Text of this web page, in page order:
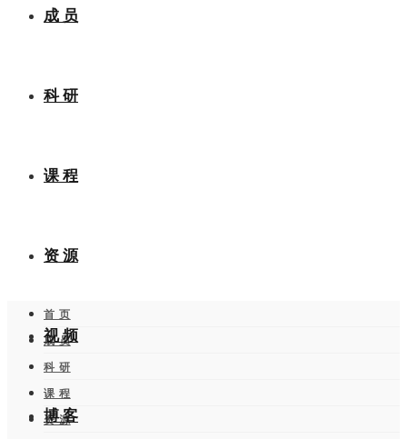
成 员
科 研
课 程
资 源
视 频
博 客
首 页
成 员
科 研
课 程
资 源